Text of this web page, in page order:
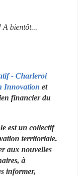
A bientôt...
- Charleroi
Innovation et
financier du
est un collectif
territoriale.
aux nouvelles
à
informer,